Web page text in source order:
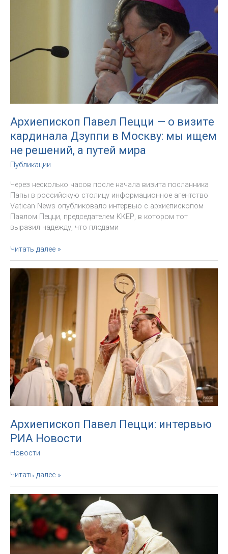
святым
Архиепископ Павел Пецци — о визите
кардинала Дзуппи в Москву: мы ищем
не решений, а путей мира
Публикации
Через несколько часов после начала визита посланника
Папы в российскую столицу информационное агентство
Vatican News опубликовало интервью с архиепископом
Павлом Пецци, председателем ККЕР, в котором тот
выразил надежду, что плодами
Архиепископ
Павел
Пецци
визите
кардинала
Дзуппи
Москву:
мы
ищем
не
решений,
а
путей
мира
Читать далее »
Архиепископ Павел Пецци: интервью
РИА Новости
Новости
Архиепископ
Павел
Пецци:
интервью
РИА
Новости
Читать далее »